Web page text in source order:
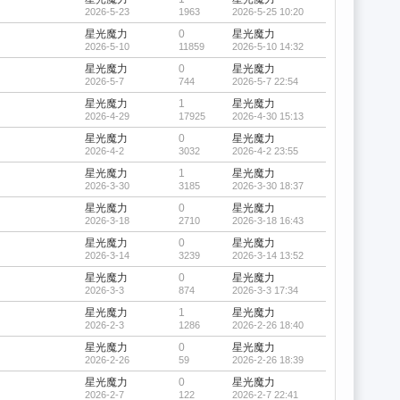
2026-5-23 1963 2026-5-25 10:20
星光魔力
2026-5-10
0
11859
星光魔力
2026-5-10 14:32
星光魔力
2026-5-7
0
744
星光魔力
2026-5-7 22:54
星光魔力
2026-4-29
1
17925
星光魔力
2026-4-30 15:13
星光魔力
2026-4-2
0
3032
星光魔力
2026-4-2 23:55
星光魔力
2026-3-30
1
3185
星光魔力
2026-3-30 18:37
星光魔力
2026-3-18
0
2710
星光魔力
2026-3-18 16:43
星光魔力
2026-3-14
0
3239
星光魔力
2026-3-14 13:52
星光魔力
2026-3-3
0
874
星光魔力
2026-3-3 17:34
星光魔力
2026-2-3
1
1286
星光魔力
2026-2-26 18:40
星光魔力
2026-2-26
0
59
星光魔力
2026-2-26 18:39
星光魔力
2026-2-7
0
122
星光魔力
2026-2-7 22:41